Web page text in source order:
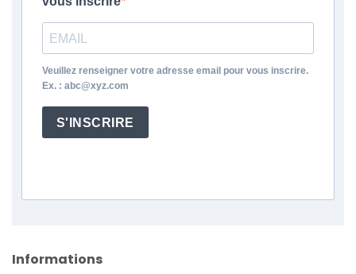
Informations
Veuillez renseigner votre adresse email pour vous inscrire.
Ex. : abc@xyz.com
S'INSCRIRE